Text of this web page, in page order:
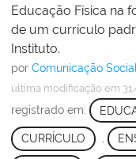
Educação Física na
de um currículo
Instituto.
por Comunicação
última modificação em
registrado em:
CURRÍCULO ,